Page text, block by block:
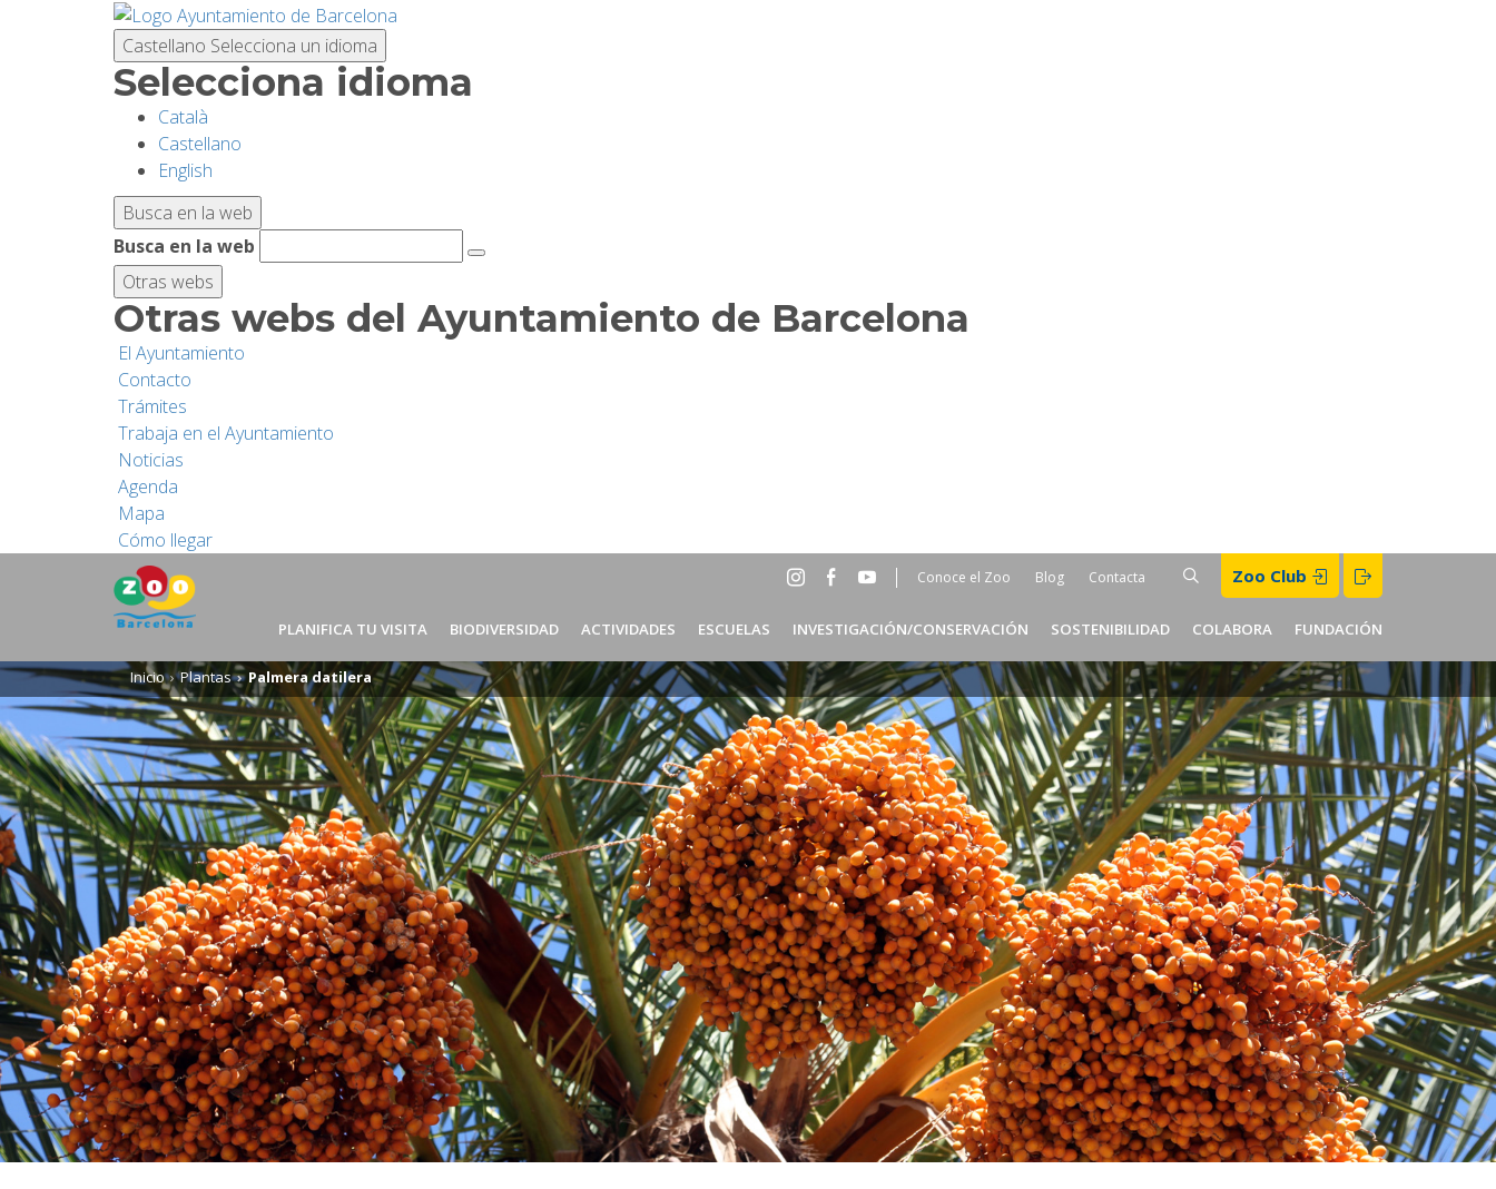
Castellano Selecciona un idioma
Selecciona idioma
Català
Castellano
English
Busca en la web
Busca en la web
Otras webs
Otras webs del Ayuntamiento de Barcelona
El Ayuntamiento
Contacto
Trámites
Trabaja en el Ayuntamiento
Noticias
Agenda
Mapa
Cómo llegar
Social
Menu
Header
Header
ES
Conoce el Zoo Blog Contacta BUSCAR
Zoo Club
PLANIFICA TU VISITA BIODIVERSIDAD ACTIVIDADES ESCUELAS INVESTIGACIÓN/CONSERVACIÓN SOSTENIBILIDAD COLABORA FUNDACIÓN
Inicio Plantas Palmera datilera